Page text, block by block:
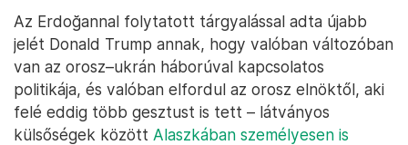
Az Erdoğannal folytatott tárgyalással adta újabb
jelét Donald Trump annak, hogy valóban változóban
van az orosz–ukrán háborúval kapcsolatos
politikája, és valóban elfordul az orosz elnöktől, aki
felé eddig több gesztust is tett – látványos
külsőségek között Alaszkában személyesen is